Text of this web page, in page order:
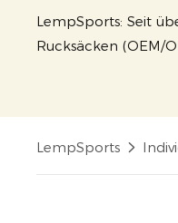
LempSports: Seit
Rucksäcken (OEM/
LempSports